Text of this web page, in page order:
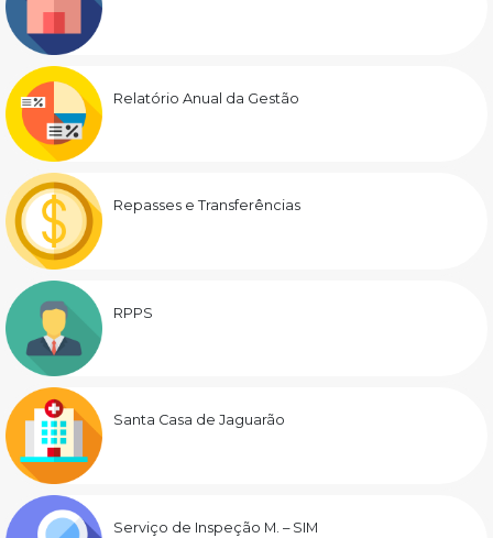
Relatório Anual da Gestão
Repasses e Transferências
RPPS
Santa Casa de Jaguarão
Serviço de Inspeção M. – SIM